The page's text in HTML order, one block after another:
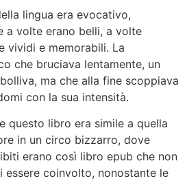
lingua era evocativo,
a volte erano belli, a volte
vividi e memorabili. La
che bruciava lentamente, un
ma che alla fine scoppiava
con la sua intensità.
questo libro era simile a quella
in un circo bizzarro, dove
erano così libro epub che non
essere coinvolto, nonostante le